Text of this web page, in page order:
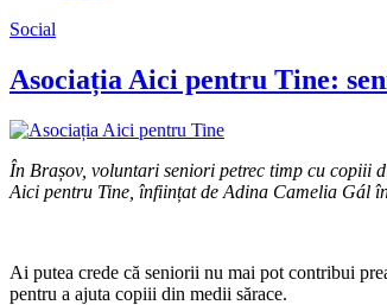
Social
Asociația Aici pentru Tine:
În Brașov, voluntari seniori petrec timp cu copiii
Aici pentru Tine, înființat de Adina Camelia Gál
Ai putea crede că seniorii nu mai pot contribui
pentru a ajuta copiii din medii sărace.